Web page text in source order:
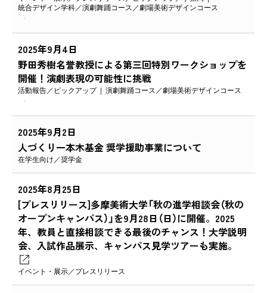
統合デザイン学科
演劇舞踊コース 劇場美術デザインコース
2025年9月4日
野田秀樹名誉教授による第三回特別ワークショップを
開催！演劇表現の可能性に挑戦
活動報告 ピックアップ 演劇舞踊コース 劇場美術デザインコース
2025年9月2日
人づくり一本木基金 奨学援助事業について
在学生向け 奨学金
2025年8月25日
[プレスリリース]多摩美術大学「秋の進学相談会（秋の
オープンキャンパス）」を9月28日（日）に開催。2025
年、教員と直接相談できる最後のチャンス！大学説明
会、入試作品展示、キャンパス見学ツアーも実施。
イベント・展示 プレスリリース